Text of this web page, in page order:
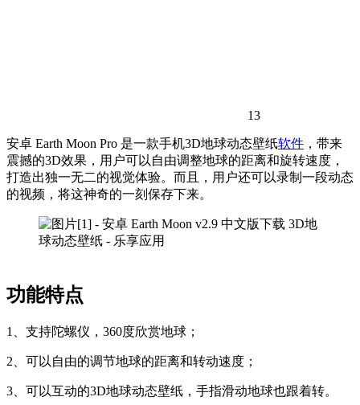
13
安卓 Earth Moon Pro 是一款手机3D地球动态壁纸软件 ，带来
震撼的3D效果，用户可以自由调整地球的距离和旋转速度，
打造出独一无二的视觉体验。而且，用户还可以录制一段动态
的视频，将这神奇的一刻保存下来。
功能特点
1、支持陀螺仪，360度欣赏地球；
2、可以自由的调节地球的距离和转动速度；
3、可以互动的3D地球动态壁纸，手指滑动地球也跟着转。